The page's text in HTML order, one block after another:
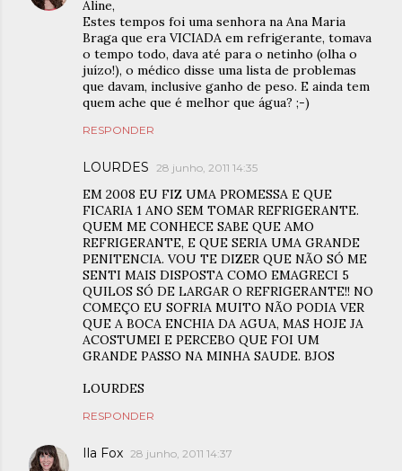
Aline,
Estes tempos foi uma senhora na Ana Maria
Braga que era VICIADA em refrigerante, tomava
o tempo todo, dava até para o netinho (olha o
juízo!), o médico disse uma lista de problemas
que davam, inclusive ganho de peso. E ainda tem
quem ache que é melhor que água? ;-)
RESPONDER
LOURDES 28 junho, 2011 14:35
EM 2008 EU FIZ UMA PROMESSA E QUE
FICARIA 1 ANO SEM TOMAR REFRIGERANTE.
QUEM ME CONHECE SABE QUE AMO
REFRIGERANTE, E QUE SERIA UMA GRANDE
PENITENCIA. VOU TE DIZER QUE NÃO SÓ ME
SENTI MAIS DISPOSTA COMO EMAGRECI 5
QUILOS SÓ DE LARGAR O REFRIGERANTE!! NO
COMEÇO EU SOFRIA MUITO NÃO PODIA VER
QUE A BOCA ENCHIA DA AGUA, MAS HOJE JA
ACOSTUMEI E PERCEBO QUE FOI UM
GRANDE PASSO NA MINHA SAUDE. BJOS
LOURDES
RESPONDER
Ila Fox 28 junho, 2011 14:37